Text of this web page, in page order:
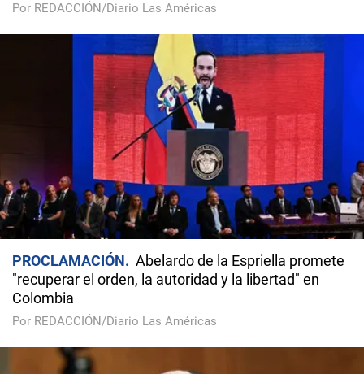
Por REDACCIÓN/Diario Las Américas
PROCLAMACIÓN
Abelardo de la Espriella promete
"recuperar el orden, la autoridad y la libertad" en
Colombia
Por REDACCIÓN/Diario Las Américas